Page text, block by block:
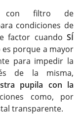
con filtro de
condiciones de
factor cuando SÍ
es porque a mayor
para impedir la
de la misma,
pupila con la
como, por
transparente.